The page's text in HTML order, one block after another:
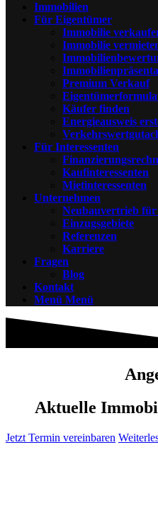
Immobilien
Für Eigentümer
Immobilie
Immobilie
Premium Verkauf
Käufer finden
Energieausweis
Für Interessenten
Kaufinteressenten
Mietinteressenten
Unternehmen
Neubauvertrieb
Einzugsgebiete
Referenzen
Karriere
Fragen
Blog
Kontakt
Menü Menü
Aktuelle
Jetzt Termin vereinbaren